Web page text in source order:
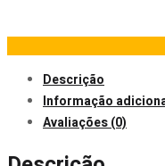
Descrição
Informação
Avaliações (0)